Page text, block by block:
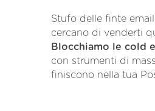
Stufo delle finte
cercano di venderti
Blocchiamo le cold
con strumenti di
finiscono nella tua